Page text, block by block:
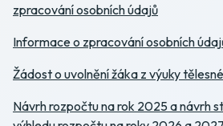
zpracování osobních údajů
Informace o zpracování osobních
Žádost o uvolnění žáka z výuky
Návrh rozpočtu na rok 2025 a návrh